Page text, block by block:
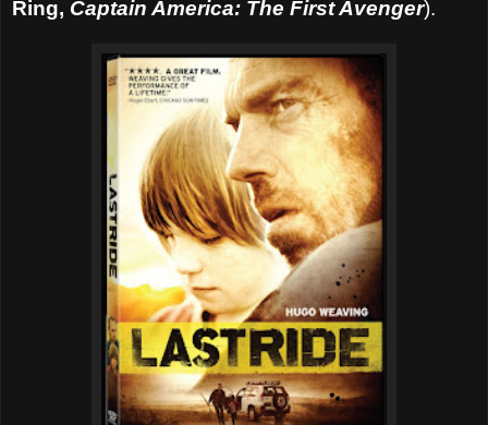
Ring, Captain America: The First Avenger).